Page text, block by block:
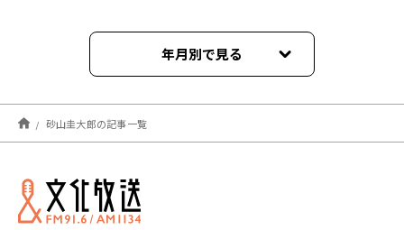
年月別で見る
2026年08月
2026年07月
2026年06月
砂山圭大郎の記事一覧